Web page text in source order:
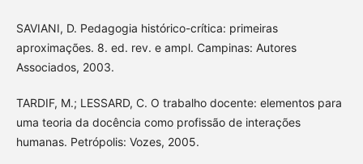
SAVIANI, D. Pedagogia histórico-crítica: primeiras
aproximações. 8. ed. rev. e ampl. Campinas: Autores
Associados, 2003.
TARDIF, M.; LESSARD, C. O trabalho docente: elementos para
uma teoria da docência como profissão de interações
humanas. Petrópolis: Vozes, 2005.